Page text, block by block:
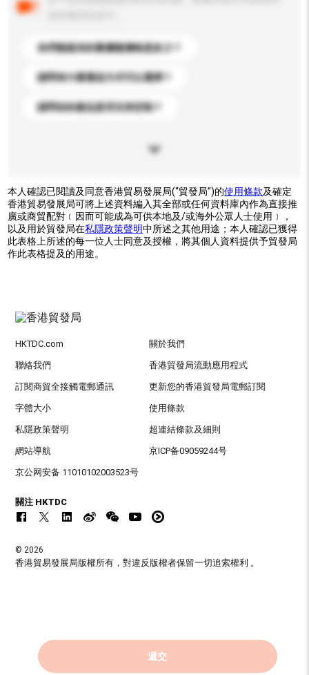
你們能提供的最優惠價格是多少？
請問有什麼運送方式可以選擇？
請問你的產品是否支持定制？
本人確認已閱讀及同意香港貿易發展局(“貿發局”)的使用條款及確定
香港貿易發展局可將上述資料編入其全部或任何資料庫內作為直接推
廣或商貿配對﹝因而可能成為可供本地及/或海外公眾人士使用﹞，
以及用於貿發局在私隱政策聲明中所述之其他用途；本人確認已獲得
此表格上所述的每一位人士同意及授權，將其個人資料提供予貿發局
作此表格提及的用途。
遞交
HKTDC.com 關於我們
聯絡我們 香港貿發局流動應用程式
訂閱商貿全接觸電郵通訊 更新您的香港貿發局電郵訂閱
字體大小 使用條款
私隱政策聲明 超連結條款及細則
網站導航 京ICP备09059244号
京公网安备 11010102003523号
關注 HKTDC
© 2026
香港貿易發展局版權所有，對違反版權者保留一切追索權利 。